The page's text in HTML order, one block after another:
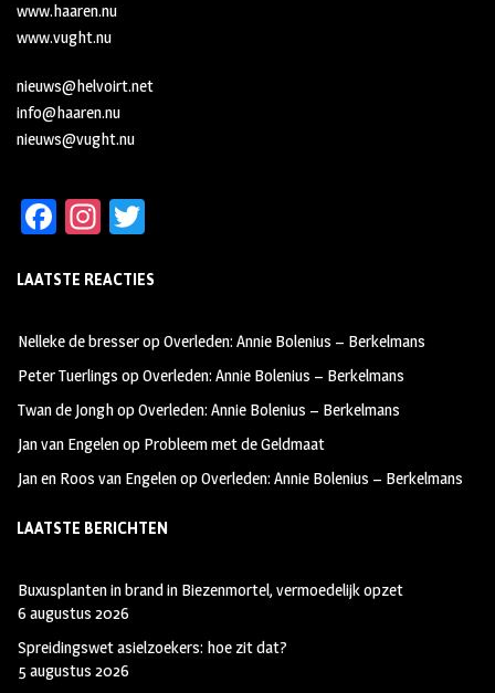
www.haaren.nu
www.vught.nu
nieuws@helvoirt.net
info@haaren.nu
nieuws@vught.nu
Fa
b
oo
k
In
ag
m
tt
LAATSTE REACTIES
Nelleke de bresseropOverleden: Annie Bolenius – Berkelmans
Peter Tuerlings opOverleden: Annie Bolenius – Berkelmans
Twan de JonghopOverleden: Annie Bolenius – Berkelmans
Jan van Engelenop Probleem met de Geldmaat
Jan en Roos van EngelenopOverleden: Annie Bolenius – Berkelmans
LAATSTE BERICHTEN
Buxusplanten in brand in Biezenmortel, vermoedelijk opzet
6 augustus 2026
Spreidingswet asielzoekers: hoe zit dat?
5 augustus 2026